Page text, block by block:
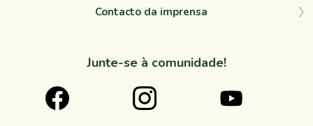
Contacto da imprensa
Junte-se à comunidade!